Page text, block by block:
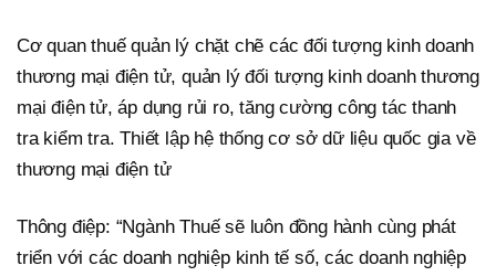
Cơ quan thuế quản lý chặt chẽ các đối tượng kinh doanh
thương mại điện tử, quản lý đối tượng kinh doanh thương
mại điện tử, áp dụng rủi ro, tăng cường công tác thanh
tra kiểm tra. Thiết lập hệ thống cơ sở dữ liệu quốc gia về
thương mại điện tử
Thông điệp: “Ngành Thuế sẽ luôn đồng hành cùng phát
triển với các doanh nghiệp kinh tế số, các doanh nghiệp